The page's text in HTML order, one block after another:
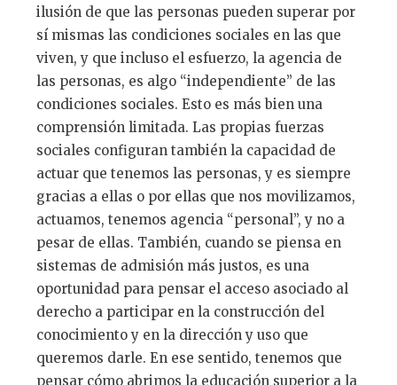
ilusión de que las personas pueden superar por
sí mismas las condiciones sociales en las que
viven, y que incluso el esfuerzo, la agencia de
las personas, es algo “independiente” de las
condiciones sociales. Esto es más bien una
comprensión limitada. Las propias fuerzas
sociales configuran también la capacidad de
actuar que tenemos las personas, y es siempre
gracias a ellas o por ellas que nos movilizamos,
actuamos, tenemos agencia “personal”, y no a
pesar de ellas. También, cuando se piensa en
sistemas de admisión más justos, es una
oportunidad para pensar el acceso asociado al
derecho a participar en la construcción del
conocimiento y en la dirección y uso que
queremos darle. En ese sentido, tenemos que
pensar cómo abrimos la educación superior a la